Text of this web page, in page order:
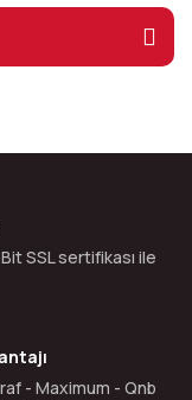
SSL sertifikası ile
- Maximum - Qnb